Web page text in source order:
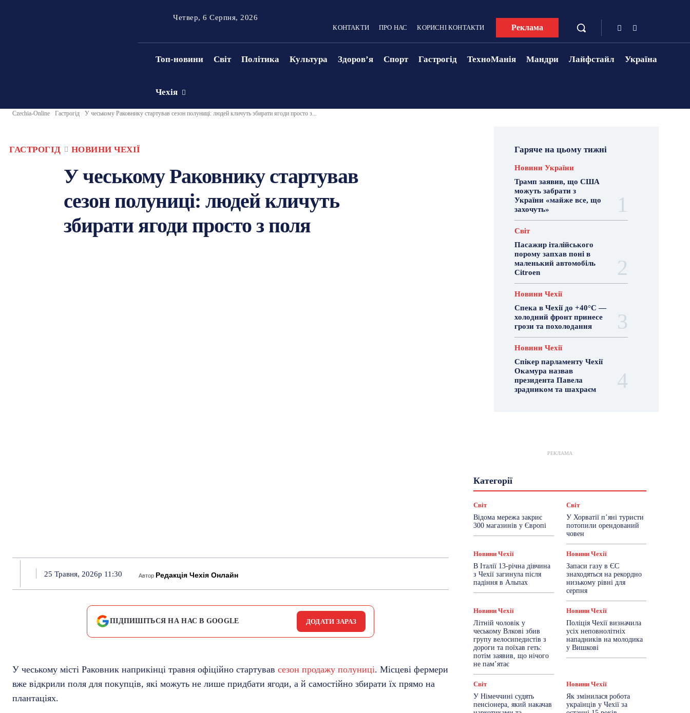
Четвер, 6 Серпня, 2026
КОНТАКТИ ПРО НАС КОРИСНІ КОНТАКТИ Реклама
Топ-новини Світ Політика Культура Здоровʼя Спорт Гастрогід ТехноМанія Мандри Лайфстайл Україна
Чехія
Czechia-Online Гастрогід У чеському Раковнику стартував сезон полуниці: людей кличуть збирати ягоди просто з...
ГАСТРОГІД НОВИНИ ЧЕХІЇ
У чеському Раковнику стартував
сезон полуниці: людей кличуть
збирати ягоди просто з поля
25 Травня, 2026р 11:30 Автор Редакція Чехія Онлайн
ПІДПИШІТЬСЯ НА НАС В GOOGLE ДОДАТИ ЗАРАЗ
У чеському місті Раковник наприкінці травня офіційно стартував сезон продажу полуниці. Місцеві фермери
вже відкрили поля для покупців, які можуть не лише придбати ягоди, а й самостійно збирати їх прямо на
плантаціях.
Гаряче на цьому тижні
Новини України
Трамп заявив, що США
можуть забрати з
України «майже все, що
захочуть»
Світ
Пасажир італійського
порому запхав поні в
маленький автомобіль
Citroen
Новини Чехії
Спека в Чехії до +40°C —
холодний фронт принесе
грози та похолодання
Новини Чехії
Спікер парламенту Чехії
Окамура назвав
президента Павела
зрадником та шахраєм
РЕКЛАМА
КатегоріїГастрогід
Знай Чехію
Новини Чехії
Робота
Сад та город
Світ
Спорт ТехноМанія
Топ-новини
Фоторепортаж
Світ
Відома мережа закриє
300 магазинів у Європі
Світ
У Хорватії пʼяні туристи
потопили орендований
човен
Новини Чехії
В Італії 13-річна дівчина
з Чехії загинула після
падіння в Альпах
Новини Чехії
Запаси газу в ЄС
знаходяться на рекордно
низькому рівні для
серпня
Новини Чехії
Літній чоловік у
чеському Влкові збив
групу велосипедистів з
дороги та поїхав геть:
потім заявив, що нічого
не пам’ятає
Новини Чехії
Поліція Чехії визначила
усіх неповнолітніх
нападників на молодика
у Вишкові
Світ
У Німеччині судять
пенсіонера, який накачав
Новини Чехії
Як змінилася робота
українців у Чехії за